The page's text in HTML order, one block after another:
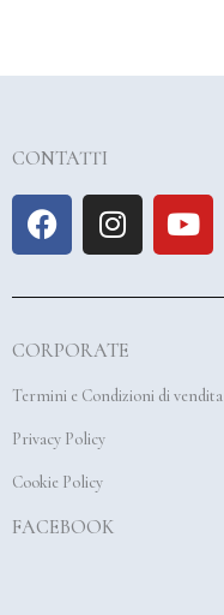
CONTATTI
F
a
e
o
o
I
n
t
g
r
Y
o
t
e
CORPORATE
Termini e Condizioni di vendita
Privacy Policy
Cookie Policy
FACEBOOK